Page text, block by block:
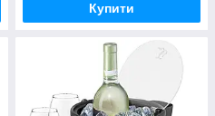
Купити